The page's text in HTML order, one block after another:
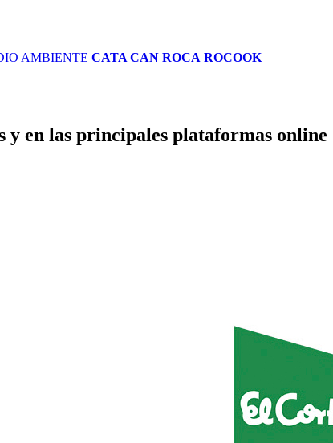
AMBIENTE CATA CAN ROCA ROCOOK
y en las principales plataformas online